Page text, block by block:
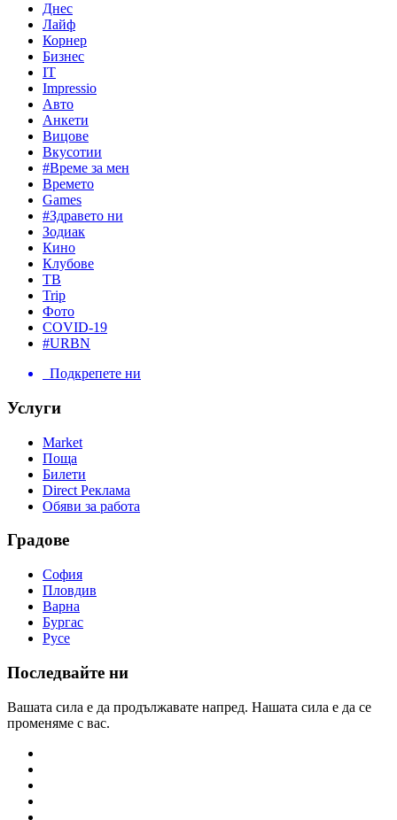
Днес
Лайф
Корнер
Бизнес
IT
Impressio
Авто
Анкети
Вицове
Вкусотии
#Време за мен
Времето
Games
#Здравето ни
Зодиак
Кино
Клубове
ТВ
Trip
Фото
COVID-19
#URBN
Подкрепете ни
Услуги
Market
Поща
Билети
Direct Реклама
Обяви за работа
Градове
София
Пловдив
Варна
Бургас
Русе
Последвайте ни
Вашата сила е да продължавате напред. Нашата сила е да се
променяме с вас.